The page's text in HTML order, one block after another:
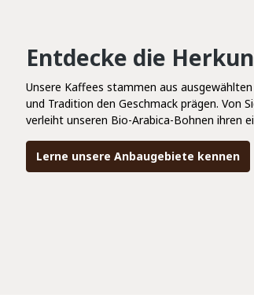
Entdecke die
Unsere Kaffees stammen aus
und Tradition den Geschmack prägen. Von
verleiht unseren Bio-Arabica-Bohnen ihren
Lerne unsere Anbaugebiete kennen